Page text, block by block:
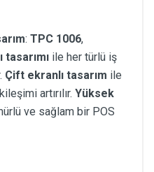
: TPC 1006,
tasarımı ile her türlü iş
Çift ekranlı tasarım ile
artırılır. Yüksek
ve sağlam bir POS